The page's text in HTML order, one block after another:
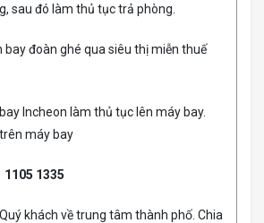
sau đó làm thủ tục trả phòng.
bay đoàn ghé qua siêu thị miễn thuế
Incheon làm thủ tục lên máy bay.
máy bay
1335
khách về trung tâm thành phố. Chia